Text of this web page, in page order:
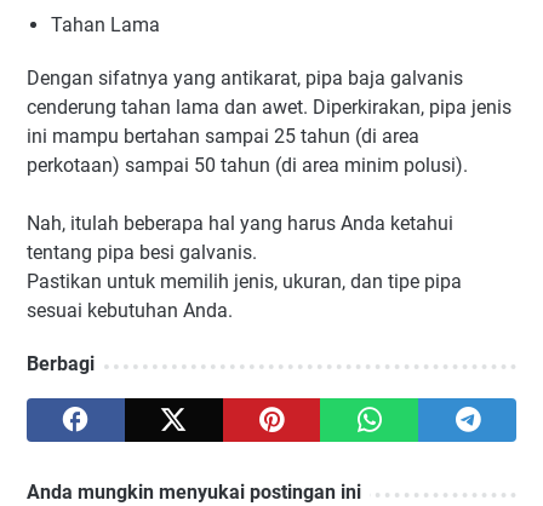
Tahan Lama
Dengan sifatnya yang antikarat, pipa baja galvanis
cenderung tahan lama dan awet. Diperkirakan, pipa jenis
ini mampu bertahan sampai 25 tahun (di area
perkotaan) sampai 50 tahun (di area minim polusi).
Nah, itulah beberapa hal yang harus Anda ketahui
tentang pipa besi galvanis.
Pastikan untuk memilih jenis, ukuran, dan tipe pipa
sesuai kebutuhan Anda.
Berbagi
Anda mungkin menyukai postingan ini